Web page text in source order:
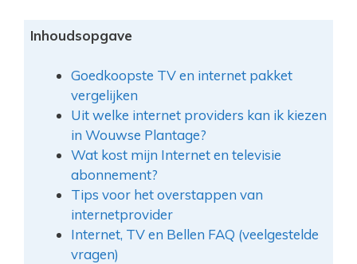
Inhoudsopgave
Goedkoopste TV en internet pakket
vergelijken
Uit welke internet providers kan ik kiezen
in Wouwse Plantage?
Wat kost mijn Internet en televisie
abonnement?
Tips voor het overstappen van
internetprovider
Internet, TV en Bellen FAQ (veelgestelde
vragen)